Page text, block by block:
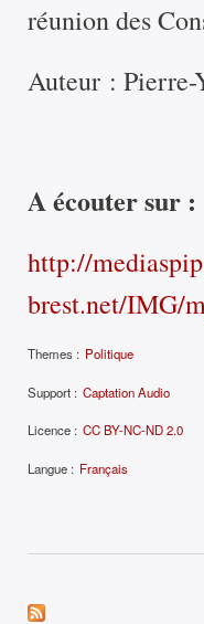
réunion des
Auteur :
A écouter sur :
http://
brest.net/IMG/
Themes : Politique
Support : Captation Audio
Licence : CC BY-NC-ND 2.0
Langue : Français